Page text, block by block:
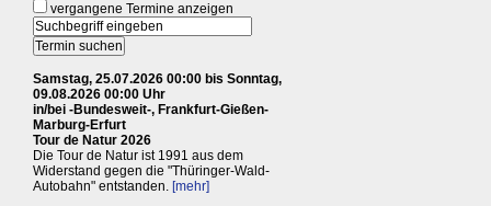
vergangene Termine anzeigen
Samstag, 25.07.2026 00:00 bis Sonntag,
09.08.2026 00:00 Uhr
in/bei -Bundesweit-, Frankfurt-Gießen-
Marburg-Erfurt
Tour de Natur 2026
Die Tour de Natur ist 1991 aus dem
Widerstand gegen die "Thüringer-Wald-
Autobahn" entstanden. [mehr]